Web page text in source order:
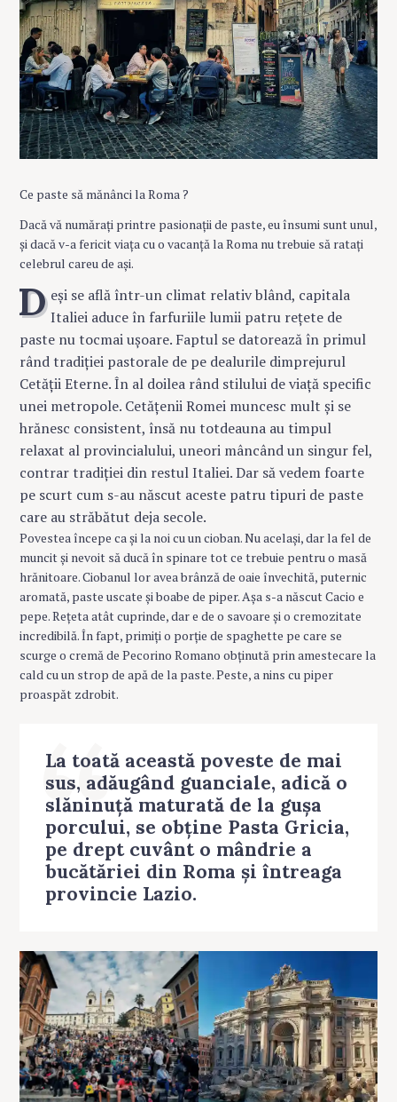
0
1
9
Ce paste să mănânci la Roma ?
Dacă vă numărați printre pasionații de paste, eu însumi sunt unul,
și dacă v-a fericit viața cu o vacanță la Roma nu trebuie să ratați
celebrul careu de ași.
D eși se află într-un climat relativ blând, capitala
Italiei aduce în farfuriile lumii patru rețete de
paste nu tocmai ușoare. Faptul se datorează în primul
rând tradiției pastorale de pe dealurile dimprejurul
Cetății Eterne. În al doilea rând stilului de viață specific
unei metropole. Cetățenii Romei muncesc mult și se
hrănesc consistent, însă nu totdeauna au timpul
relaxat al provincialului, uneori mâncând un singur fel,
contrar tradiției din restul Italiei. Dar să vedem foarte
pe scurt cum s-au născut aceste patru tipuri de paste
care au străbătut deja secole.
Povestea începe ca și la noi cu un cioban. Nu același, dar la fel de
muncit și nevoit să ducă în spinare tot ce trebuie pentru o masă
hrănitoare. Ciobanul lor avea brânză de oaie învechită, puternic
aromată, paste uscate și boabe de piper. Așa s-a născut Cacio e
pepe. Rețeta atât cuprinde, dar e de o savoare și o cremozitate
incredibilă. În fapt, primiți o porție de spaghette pe care se
scurge o cremă de Pecorino Romano obținută prin amestecare la
cald cu un strop de apă de la paste. Peste, a nins cu piper
proaspăt zdrobit.
La toată această poveste de mai
sus, adăugând guanciale, adică o
slăninuță maturată de la gușa
porcului, se obține Pasta Gricia,
pe drept cuvânt o mândrie a
bucătăriei din Roma și întreaga
provincie Lazio.